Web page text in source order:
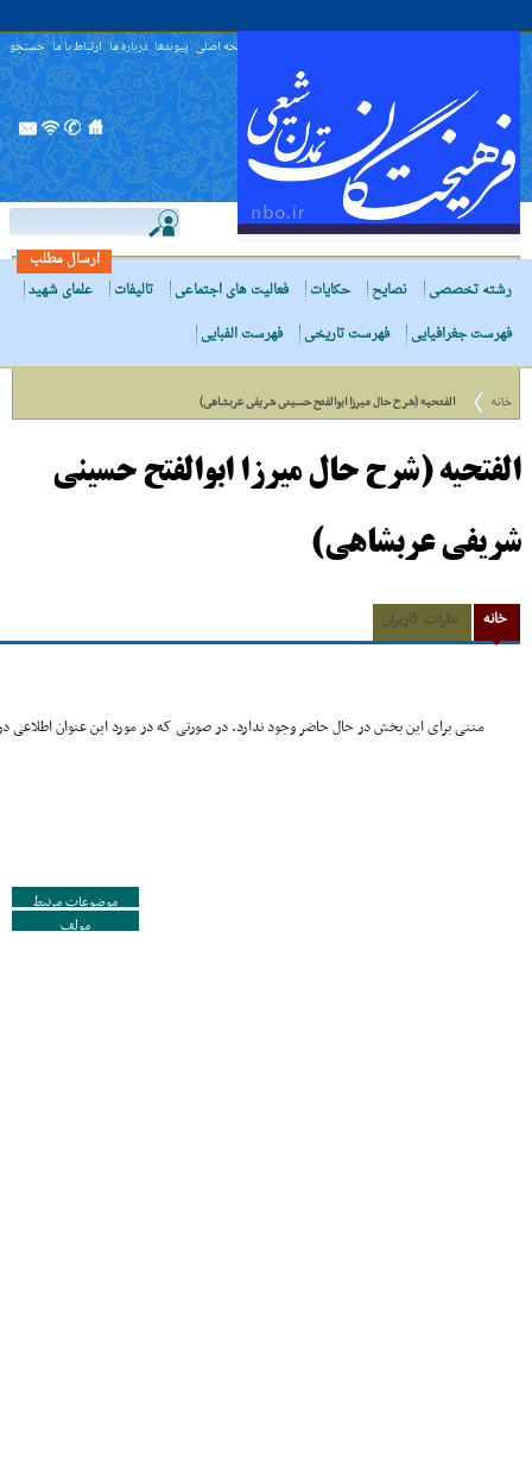
صفحه اصلی پیوندها درباره ما ارتباط با ما جستجو
ارسال مطلب
رشته تخصصی
نصایح حکایات فعالیت های اجتماعی تالیفات
علمای شهید
فهرست جغرافیایی
فهرست تاریخی فهرست الفبایی
خانه الفتحیه (شرح حال میرزا ابوالفتح حسینى شریفى عربشاهى)
الفتحیه (شرح حال میرزا ابوالفتح حسینى
شریفى عربشاهى)
خانه نظرات کاربران
متنی برای این بخش در حال حاضر وجود ندارد. در صورتی که در مورد این عنوان اطلاعی
موضوعات مرتبط
مولف